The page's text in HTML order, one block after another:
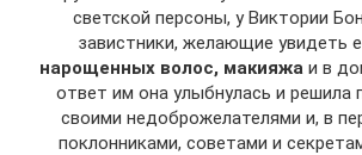
светской персоны, у Виктории
завистники, желающие увидеть
нарощенных волос, макияжа и в
ответ им она улыбнулась и решила
своими недоброжелателями и, в
поклонниками, советами и